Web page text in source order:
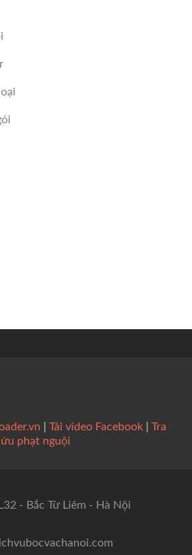
Tải video Facebook
Tra
phạt nguội
- Bắc Từ Liêm - Hà Nội